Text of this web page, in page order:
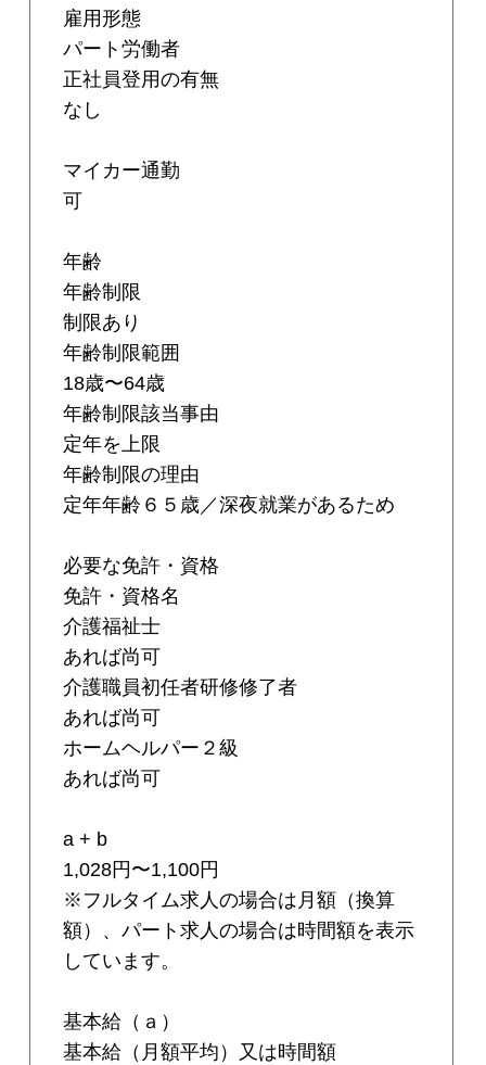
雇用形態
パート労働者
正社員登用の有無
なし
マイカー通勤
可
年齢
年齢制限
制限あり
年齢制限範囲
18歳〜64歳
年齢制限該当事由
定年を上限
年齢制限の理由
定年年齢６５歳／深夜就業があるため
必要な免許・資格
免許・資格名
介護福祉士
あれば尚可
介護職員初任者研修修了者
あれば尚可
ホームヘルパー２級
あれば尚可
a + b
1,028円〜1,100円
※フルタイム求人の場合は月額（換算
額）、パート求人の場合は時間額を表示
しています。
基本給（ａ）
基本給（月額平均）又は時間額